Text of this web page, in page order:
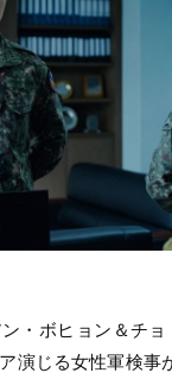
・ボヒョン＆チョ
演じる女性軍検事